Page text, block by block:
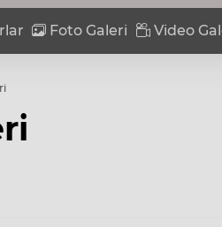
Foto Galeri Video